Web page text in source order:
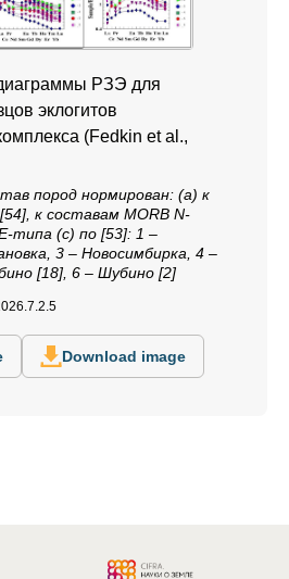
РЗЭ для
эклогитов
(Fedkin et al.,
пород нормирован: (а) к
к составам MORB N-
типа (с) по [53]: 1 –
3 – Новосимбирка, 4 –
[18], 6 – Шубино [2]
Download image